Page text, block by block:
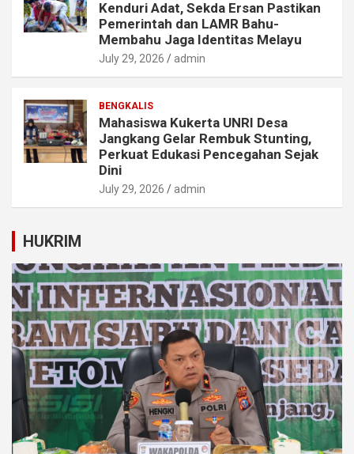
Kenduri Adat, Sekda Ersan Pastikan
Pemerintah dan LAMR Bahu-
Membahu Jaga Identitas Melayu
July 29, 2026 admin
BENGKALIS
Mahasiswa Kukerta UNRI Desa
Jangkang Gelar Rembuk Stunting,
Perkuat Edukasi Pencegahan Sejak
Dini
July 29, 2026 admin
HUKRIM